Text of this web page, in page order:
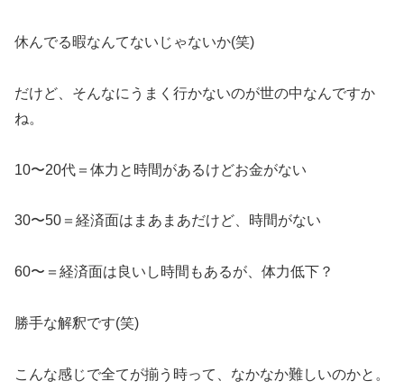
休んでる暇なんてないじゃないか(笑)
だけど、そんなにうまく行かないのが世の中なんですか
ね。
10〜20代＝体力と時間があるけどお金がない
30〜50＝経済面はまあまあだけど、時間がない
60〜＝経済面は良いし時間もあるが、体力低下？
勝手な解釈です(笑)
こんな感じで全てが揃う時って、なかなか難しいのかと。